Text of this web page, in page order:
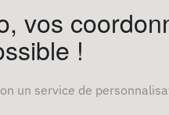
vos
!
un service de